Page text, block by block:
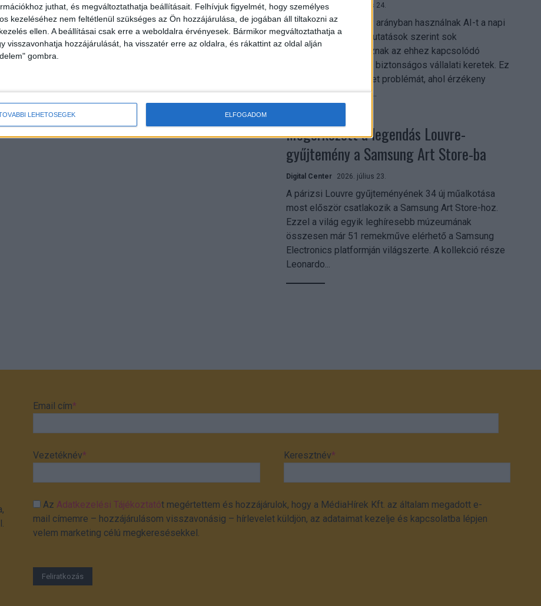
juthat, és megváltoztathatja beállításait. Felhívjuk figyelmét, hogy személyes
kezeléséhez nem feltétlenül szükséges az Ön hozzájárulása, de jogában áll tiltakozni az
ellen. A beállításai csak erre a weboldalra érvényesek. Bármikor megváltoztathatja a
visszavonhatja hozzájárulását, ha visszatér erre az oldalra, és rákattint az oldal alján
gombra.
LEHETŐSÉGEK ELFOGADOM
Digital Center 2026. július 24.
A munkavállalók nagy arányban használnak AI-t a napi
munkában, ám friss kutatások szerint sok
szervezetnél hiányoznak az ehhez kapcsolódó
világos irányelvek és biztonságos vállalati keretek. Ez
különösen ott jelenthet problémát, ahol érzékeny
üzleti információkkal...
Megérkezett a legendás Louvre-
gyűjtemény a Samsung Art Store-ba
Digital Center 2026. július 23.
A párizsi Louvre gyűjteményének 34 új műalkotása
most először csatlakozik a Samsung Art Store-hoz.
Ezzel a világ egyik leghíresebb múzeumának
összesen már 51 remekműve elérhető a Samsung
Electronics platformján világszerte. A kollekció része
Leonardo...
Email cím*
Vezetéknév* Keresztnév*
AzAdatkezelési Tájékoztatót megértettem és hozzájárulok, hogy a MédiaHírek Kft. az általam megadott e-
mail címemre – hozzájárulásom visszavonásig – hírlevelet küldjön, az adataimat kezelje és kapcsolatba lépjen
velem marketing célú megkeresésekkel.